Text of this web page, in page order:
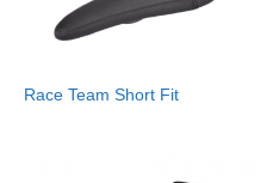
Race Team Short Fit